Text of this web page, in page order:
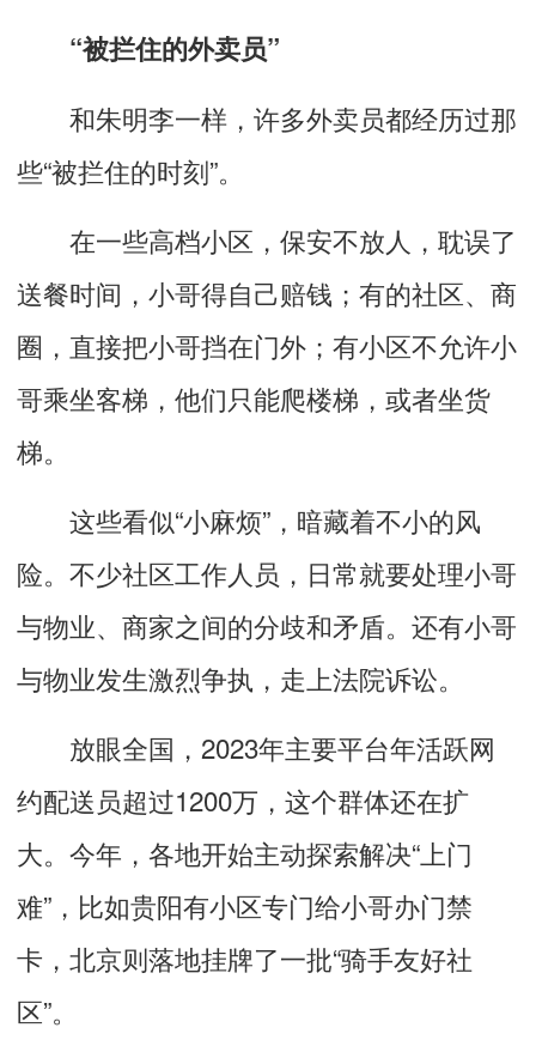
“被拦住的外卖员”
和朱明李一样，许多外卖员都经历过那
些“被拦住的时刻”。
在一些高档小区，保安不放人，耽误了
送餐时间，小哥得自己赔钱；有的社区、商
圈，直接把小哥挡在门外；有小区不允许小
哥乘坐客梯，他们只能爬楼梯，或者坐货
梯。
这些看似“小麻烦”，暗藏着不小的风
险。不少社区工作人员，日常就要处理小哥
与物业、商家之间的分歧和矛盾。还有小哥
与物业发生激烈争执，走上法院诉讼。
放眼全国，2023年主要平台年活跃网
约配送员超过1200万，这个群体还在扩
大。今年，各地开始主动探索解决“上门
难”，比如贵阳有小区专门给小哥办门禁
卡，北京则落地挂牌了一批“骑手友好社
区”。